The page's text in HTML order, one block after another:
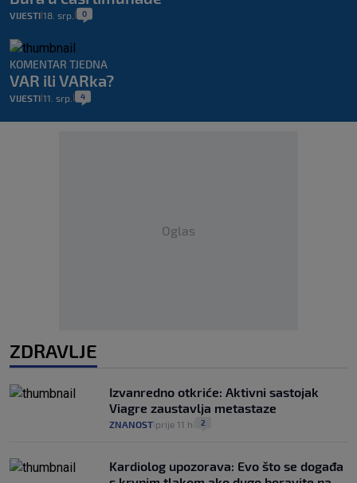
VIJESTI 18. srp. 0
KOMENTAR TJEDNA
VAR ili VARka?
VIJESTI 11. srp. 4
Oglas
ZDRAVLJE
Izvanredno otkriće: Aktivni sastojak
Viagre zaustavlja metastaze
ZNANOST prije 11 h 2
Kardiolog upozorava: Evo što se događa